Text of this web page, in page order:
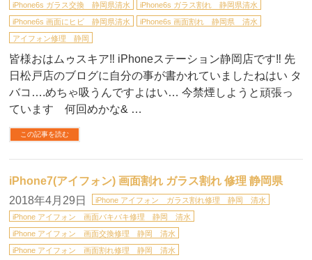
iPhone6s ガラス交換 静岡県清水
iPhone6s ガラス割れ 静岡県清水
iPhone6s 画面にヒビ 静岡県清水
iPhone6s 画面割れ 静岡県 清水
アイフォン修理 静岡
皆様おはムゥスキア‼︎ iPhoneステーション静岡店です‼︎ 先
日松戸店のブログに自分の事が書かれていましたねはい タ
バコ….めちゃ吸うんですよはい… 今禁煙しようと頑張っ
ています 何回めかな& …
この記事を読む
iPhone7(アイフォン) 画面割れ ガラス割れ 修理 静岡県
2018年4月29日
iPhone アイフォン ガラス割れ修理 静岡 清水
iPhone アイフォン 画面バキバキ修理 静岡 清水
iPhone アイフォン 画面交換修理 静岡 清水
iPhone アイフォン 画面割れ修理 静岡 清水